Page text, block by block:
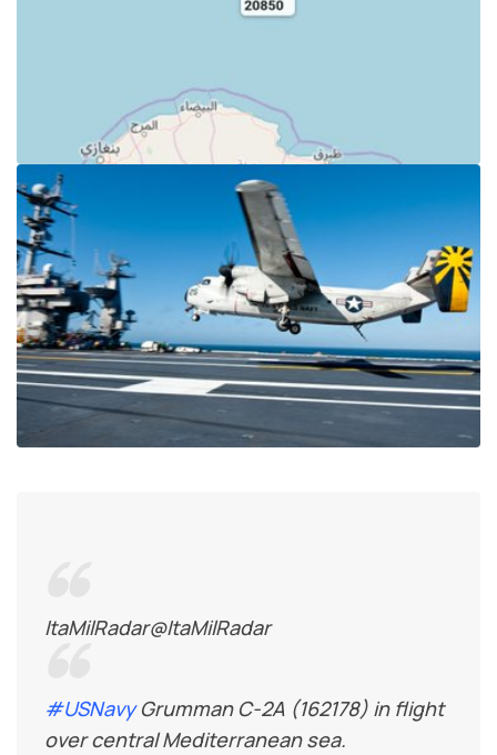
ItaMilRadar@ItaMilRadar
#USNavyGrumman C-2A (162178) in flight
over central Mediterranean sea.